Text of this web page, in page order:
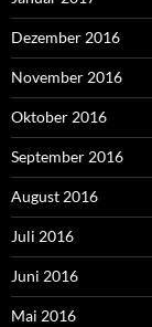
Dezember 2016
November 2016
Oktober 2016
September 2016
August 2016
Juli 2016
Juni 2016
Mai 2016